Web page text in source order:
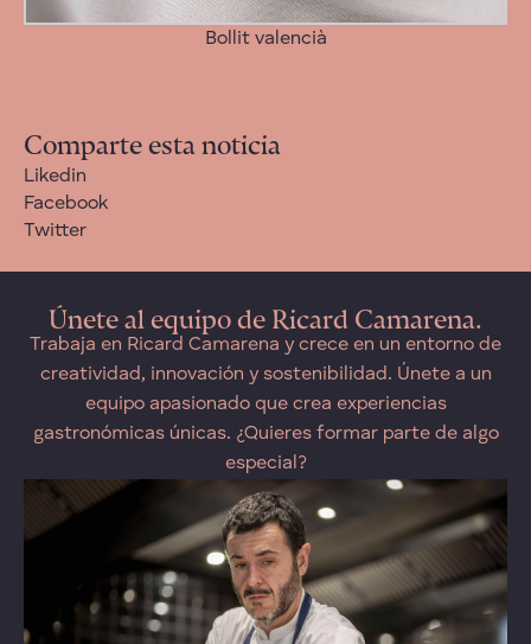
Bollit valencià
Comparte esta noticia
Likedin
Facebook
Twitter
Únete al equipo de Ricard Camarena.
Trabaja en Ricard Camarena y crece en un entorno de
creatividad, innovación y sostenibilidad. Únete a un
equipo apasionado que crea experiencias
gastronómicas únicas. ¿Quieres formar parte de algo
especial?